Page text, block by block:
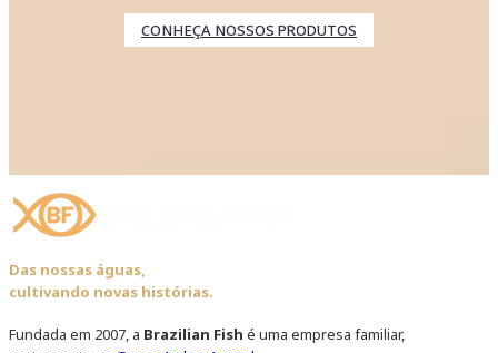
CONHEÇA NOSSOS PRODUTOS
Das nossas águas,
cultivando novas histórias.
Fundada em 2007, a Brazilian Fish é uma empresa familiar,